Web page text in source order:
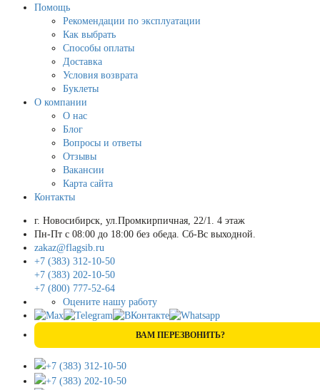
Помощь
Рекомендации по эксплуатации
Как выбрать
Способы оплаты
Доставка
Условия возврата
Буклеты
О компании
О нас
Блог
Вопросы и ответы
Отзывы
Вакансии
Карта сайта
Контакты
г. Новосибирск, ул.Промкирпичная, 22/1. 4 этаж
Пн-Пт с 08:00 до 18:00 без обеда. Сб-Вс выходной.
zakaz@flagsib.ru
+7 (383) 312-10-50
+7 (383) 202-10-50
+7 (800) 777-52-64
Оцените нашу работу
ВАМ ПЕРЕЗВОНИТЬ?
+7 (383) 312-10-50
+7 (383) 202-10-50